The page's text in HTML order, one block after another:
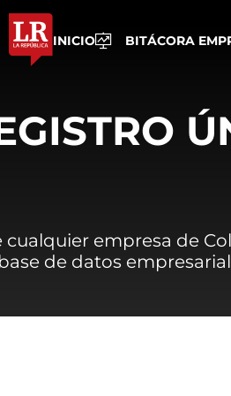
INICIO BITÁCORA
cualquier empresa de
de datos